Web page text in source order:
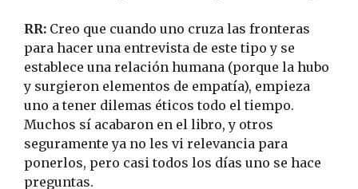
RR: Creo que cuando uno cruza las fronteras
para hacer una entrevista de este tipo y se
establece una relación humana (porque la hubo
y surgieron elementos de empatía), empieza
uno a tener dilemas éticos todo el tiempo.
Muchos sí acabaron en el libro, y otros
seguramente ya no les vi relevancia para
ponerlos, pero casi todos los días uno se hace
preguntas.